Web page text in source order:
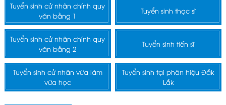
Tuyển sinh cử nhân chính quy
văn bằng 1
Tuyển sinh thạc sĩ
Tuyển sinh cử nhân chính quy
văn bằng 2
Tuyển sinh tiến sĩ
Tuyển sinh cử nhân vừa làm
vừa học
Tuyển sinh tại phân hiệu Đắk
Lắk